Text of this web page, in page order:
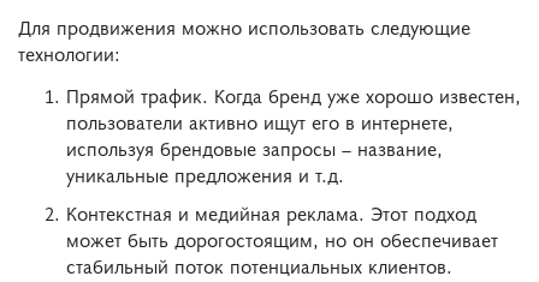
Для продвижения можно использовать следующие
технологии:
Прямой трафик. Когда бренд уже хорошо известен,
пользователи активно ищут его в интернете,
используя брендовые запросы – название,
уникальные предложения и т.д.
Контекстная и медийная реклама. Этот подход
может быть дорогостоящим, но он обеспечивает
стабильный поток потенциальных клиентов.